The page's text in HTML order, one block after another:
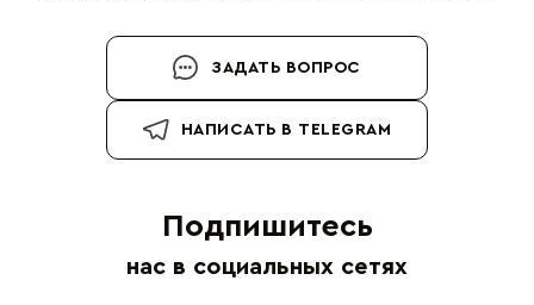
ЗАДАТЬ ВОПРОС
НАПИСАТЬ В TELEGRAM
Подпишитесь
нас в социальных сетях